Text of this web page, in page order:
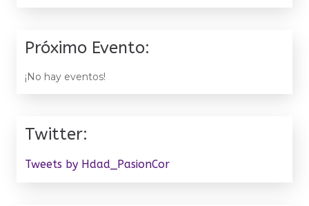
Próximo Evento:
¡No hay eventos!
Twitter:
Tweets by Hdad_PasionCor